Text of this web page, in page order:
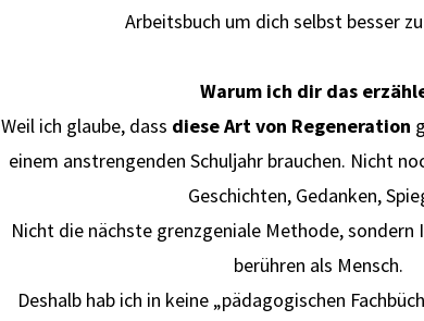
Arbeitsbuch um dich selbst besser
Warum ich dir das
Weil ich glaube, dass diese Art von Regeneration
einem anstrengenden Schuljahr brauchen. Nicht
Geschichten, Gedanken,
Nicht die nächste grenzgeniale Methode, sondern
berühren als Mensch.
Deshalb hab ich in keine „pädagogischen